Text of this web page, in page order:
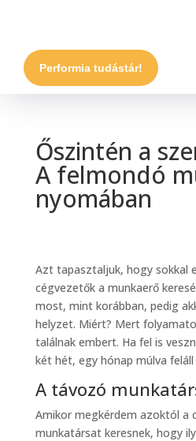
Performia tudástár!
Őszintén a
A felmondó
nyomában
Azt tapasztaljuk, hogy sokkal
cégvezetők a munkaerő
most, mint korábban, pedig
helyzet. Miért? Mert
találnak embert. Ha fel is
két hét, egy hónap múlva feláll
A távozó
Amikor megkérdem azoktól a
munkatársat keresnek, hogy